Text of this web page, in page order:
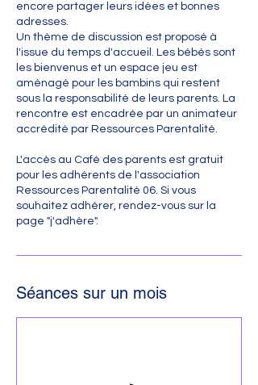
encore partager leurs idées et bonnes
adresses.
Un thème de discussion est proposé à
l'issue du temps d'accueil. Les bébés sont
les bienvenus et un espace jeu est
aménagé pour les bambins qui restent
sous la responsabilité de leurs parents. La
rencontre est encadrée par un animateur
accrédité par Ressources Parentalité.
L'accès au Café des parents est gratuit
pour les adhérents de l'association
Ressources Parentalité 06. Si vous
souhaitez adhérer, rendez-vous sur la
page "j'adhère".
Séances sur un mois